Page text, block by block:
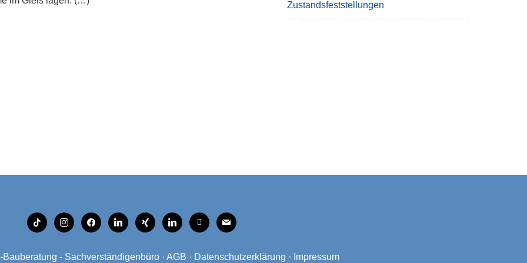
Zustandsfeststellungen
tiktok instagramfacebooklinkedinxing linkedinmobilemail
Bauberatung - Sachverständigenbüro · AGB · Datenschutzerklärung · Impressum